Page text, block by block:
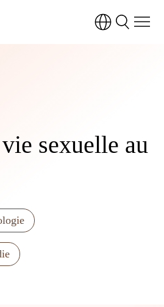
sexuelle au